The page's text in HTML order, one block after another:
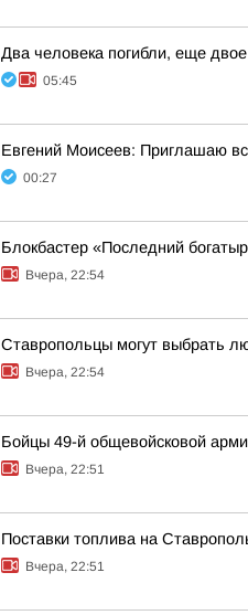
Два человека погибли, еще
05:45
Евгений Моисеев: Приглашаю
00:27
Блокбастер «Последний
Вчера, 22:54
Ставропольцы могут выбрать
Вчера, 22:54
Бойцы 49-й общевойсковой
Вчера, 22:51
Поставки топлива на
Вчера, 22:51